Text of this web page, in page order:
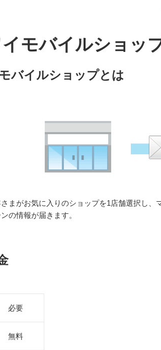
モバイルショッ
バイルショップとは
まがお気に入りのショップを1店舗選択し
の情報が届きます。
必要
無料